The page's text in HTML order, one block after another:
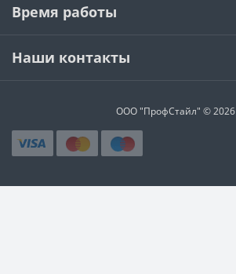
Время работы
Наши контакты
ООО "ПрофСтайл" © 2026